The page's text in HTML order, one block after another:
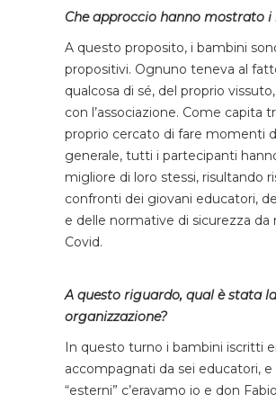
Che approccio hanno mostrato
A questo proposito, i bambini
propositivi. Ognuno teneva al
qualcosa di sé, del proprio
con l’associazione. Come capita
proprio cercato di fare momenti
generale, tutti i partecipanti
migliore di loro stessi, risultando
confronti dei giovani educatori,
e delle normative di sicurezza da
Covid.
A questo riguardo, qual è stata
organizzazione?
In questo turno i bambini iscritti
accompagnati da sei educatori,
“esterni” c’eravamo io e don